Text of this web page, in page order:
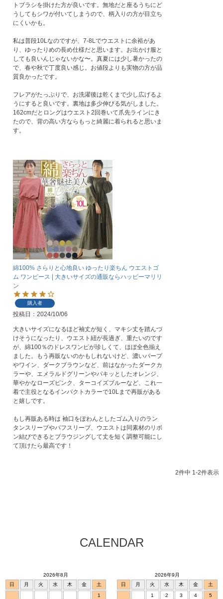
トブラシを掛けた方が良いです。無地だと座るうちにど
うしてもシワが付いてしまうので、柄入りの方が目立ち
にくいかも。
私は普段10Lなのですが、7-8Lでウエストに余裕があ
り、ゆったりめの長め仕様だと思います。お出かけ服と
しても良いんじゃないかな〜。真夏には少し暑かったの
で、春や秋で丁度良い感じ。お値段よりも実物の方が品
質良かったです。
フレアがたっぷりで、お洗濯後は乾くまで少し広げるよ
うにすると良いです。裏地は多少伸びる気がしました。
162cmだとロングはウエスト2回巻いて爪先ラインにき
たので、背の高い方ならもっと綺麗に着られると思いま
す。
綿100% さらりと心地良い ゆったり楽ちん ウエストゴ
ム ワンピース | 大きいサイズの通販ならハッピーマリリ
ン
購入者
投稿日 2024/10/06
大きいサイズになるほど袖丈が短く、マキシ丈を踏んづ
けそうになったり、ウエスト紐が長過ぎ、重たいのです
が、綿100％のドレスワンピが珍しくて、ほぼ全色揃え
ました。もう再販ないのかもしれないけど、濃いパープ
やワイン、ダークブラウンなど、前はなかったダークカ
ラーや、エメラルドグリーンやパキッとしたオレンジ、
華やかなローズピンク、ターコイズブルーなど、これ一
着で主役となるインパクトカラーで10Lまで再販がある
と嬉しです。
もし再販ある時は 袖口をぽわんとしたゴム入りのラン
タンスリーブやパフスリーブ、ウエストは同素材のリボ
ン結びできるとブラウジングして丈を短く調整可能にし
て頂けたら最高です！
2件中 1-2件表示
CALENDAR
2026年8月
日
月 火 水 木 金
土
1
2026年9月
日
月 火 水 木 金
土
1
2 3 4
5